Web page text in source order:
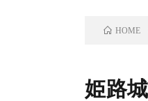
HOME
姫路